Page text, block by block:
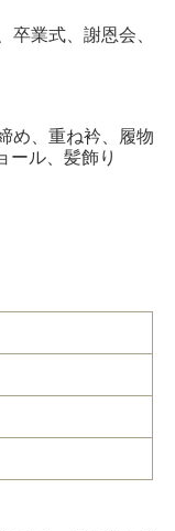
卒業式、謝恩会、
め、重ね衿、履物
ール、髪飾り